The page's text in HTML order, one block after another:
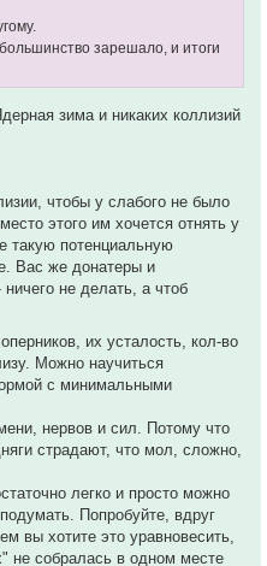
зарешало, и итоги
зима и никаких коллизий
чтобы у слабого не было
этого им хочется отнять у
такую потенциальную
Вас же донатеры и
не делать, а чтоб
их усталость, кол-во
Можно научиться
с минимальными
нервов и сил. Потому что
страдают, что мол, сложно,
легко и просто можно
Попробуйте, вдруг
вы хотите это уравновесить,
не собралась в одном месте